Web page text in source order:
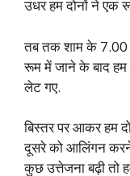
उधर हम दोनों ने एक
तब तक शाम के
रूम में जाने के बाद हम
लेट गए.
बिस्तर पर आकर हम
दूसरे को आलिंगन
कुछ उत्तेजना बढ़ी तो